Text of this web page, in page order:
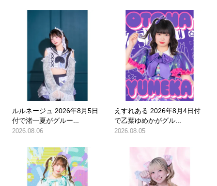
ルルネージュ 2026年8月5日
付で渚一夏がグルー...
2026.08.06
えすれある 2026年8月4日付
で乙葉ゆめかがグル...
2026.08.05